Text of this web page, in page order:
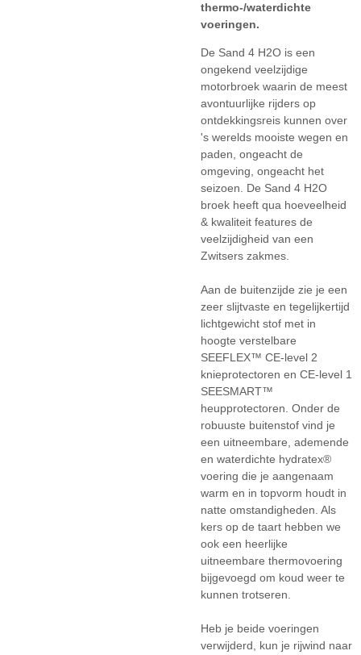
thermo-/waterdichte
voeringen.
De Sand 4 H2O is een
ongekend veelzijdige
motorbroek waarin de meest
avontuurlijke rijders op
ontdekkingsreis kunnen over
's werelds mooiste wegen en
paden, ongeacht de
omgeving, ongeacht het
seizoen. De Sand 4 H2O
broek heeft qua hoeveelheid
& kwaliteit features de
veelzijdigheid van een
Zwitsers zakmes.
Aan de buitenzijde zie je een
zeer slijtvaste en tegelijkertijd
lichtgewicht stof met in
hoogte verstelbare
SEEFLEX™ CE-level 2
knieprotectoren en CE-level 1
SEESMART™
heupprotectoren. Onder de
robuuste buitenstof vind je
een uitneembare, ademende
en waterdichte hydratex®
voering die je aangenaam
warm en in topvorm houdt in
natte omstandigheden. Als
kers op de taart hebben we
ook een heerlijke
uitneembare thermovoering
bijgevoegd om koud weer te
kunnen trotseren.
Heb je beide voeringen
verwijderd, kun je rijwind naar